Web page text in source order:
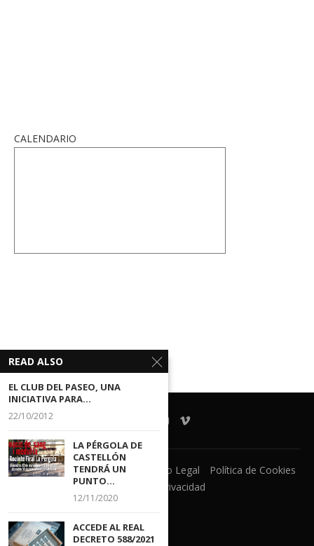
CALENDARIO
Ventanilla Unica CECOVA Aviso Legal
Política de Cookies
Política de Privacidad
READ ALSO
EL CLUB DEL PASEO, UNA
INICIATIVA PARA...
22/10/2012
LA PÉRGOLA DE
CASTELLÓN
TENDRÁ UN
PUNTO...
12/11/2020
ACCEDE AL REAL
DECRETO 588/2021